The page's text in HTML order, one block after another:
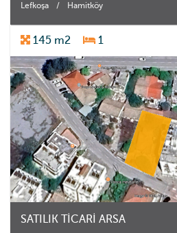
Lefkoşa / Hamitköy
145 m2 1
SATILIK TİCARİ ARSA